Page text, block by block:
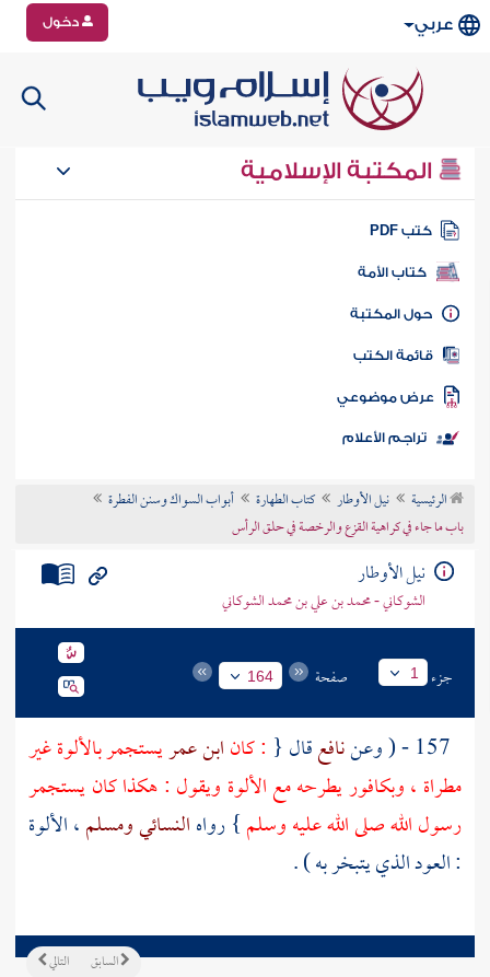
عربي دخول
المكتبة الإسلامية
كتب PDF
كتاب الأمة
المكتبة
الكتب
موضوعي
تراجم الأعلام
الرئيسية نيل الأوطار كتاب الطهارة
أبواب السواك وسنن الفطرة
باب ما جاء في كراهية القزع والرخصة في حلق الرأس
نيل الأوطار
الشوكاني - محمد بن علي بن محمد الشوكاني
جزء 1 صفحة 164
نافعقال { : كانابن عمريستجمر بالألوة غير
مطراة ، وبكافور يطرحه مع الألوة ويقول : هكذا كان يستجمر
رسول الله صلى الله عليه وسلم} رواهالنسائيومسلم، الألوة
: العود الذي يتبخر به ) .
التالي السابق